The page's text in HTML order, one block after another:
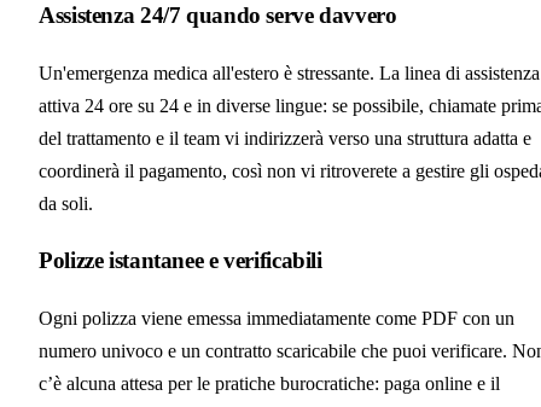
Assistenza 24/7 quando serve davvero
Un'emergenza medica all'estero è stressante. La linea di
attiva 24 ore su 24 e in diverse lingue: se possibile, chiamate
del trattamento e il team vi indirizzerà verso una struttura adatta e
coordinerà il pagamento, così non vi ritroverete a gestire gli
da soli.
Polizze istantanee e verificabili
Ogni polizza viene emessa immediatamente come PDF con un
numero univoco e un contratto scaricabile che puoi verificare.
c’è alcuna attesa per le pratiche burocratiche: paga online e il